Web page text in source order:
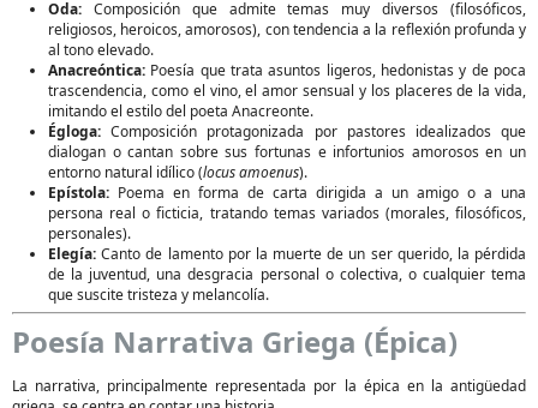
Oda: Composición que admite temas muy diversos (filosóficos,
religiosos, heroicos, amorosos), con tendencia a la reflexión profunda y
al tono elevado.
Anacreóntica: Poesía que trata asuntos ligeros, hedonistas y de poca
trascendencia, como el vino, el amor sensual y los placeres de la vida,
imitando el estilo del poeta Anacreonte.
Égloga: Composición protagonizada por pastores idealizados que
dialogan o cantan sobre sus fortunas e infortunios amorosos en un
entorno natural idílico (locus amoenus).
Epístola: Poema en forma de carta dirigida a un amigo o a una
persona real o ficticia, tratando temas variados (morales, filosóficos,
personales).
Elegía: Canto de lamento por la muerte de un ser querido, la pérdida
de la juventud, una desgracia personal o colectiva, o cualquier tema
que suscite tristeza y melancolía.
Poesía Narrativa Griega (Épica)
La narrativa, principalmente representada por la épica en la antigüedad